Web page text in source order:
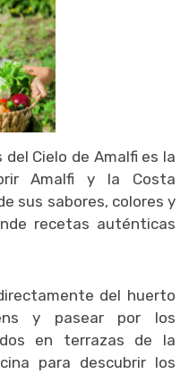
Cielo de Amalfi es la
Amalfi y la Costa
sus sabores, colores y
recetas auténticas
del huerto
y pasear por los
en terrazas de la
para descubrir los